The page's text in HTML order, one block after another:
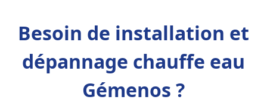
Besoin de installation et
dépannage chauffe eau
Gémenos ?